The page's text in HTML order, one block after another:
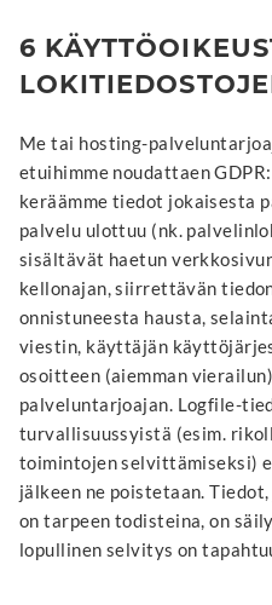
6
Me tai hosting-
etuihimme noudattaen
keräämme tiedot jokaisesta
palvelu ulottuu (nk.
sisältävät haetun
kellonajan, siirrettävän
onnistuneesta hausta,
viestin, käyttäjän
osoitteen (aiemman
palveluntarjoajan. Logfile-
turvallisuussyistä (esim.
toimintojen selvittämiseksi)
jälkeen ne poistetaan.
on tarpeen todisteina, on
lopullinen selvitys on